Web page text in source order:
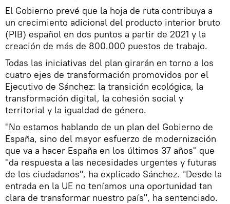
El Gobierno prevé que la hoja de ruta contribuya a
un crecimiento adicional del producto interior bruto
(PIB) español en dos puntos a partir de 2021 y la
creación de más de 800.000 puestos de trabajo.
Todas las iniciativas del plan girarán en torno a los
cuatro ejes de transformación promovidos por el
Ejecutivo de Sánchez: la transición ecológica, la
transformación digital, la cohesión social y
territorial y la igualdad de género.
"No estamos hablando de un plan del Gobierno de
España, sino del mayor esfuerzo de modernización
que va a hacer España en los últimos 37 años" que
"da respuesta a las necesidades urgentes y futuras
de los ciudadanos", ha explicado Sánchez. "Desde la
entrada en la UE no teníamos una oportunidad tan
clara de transformar nuestro país", ha sentenciado.